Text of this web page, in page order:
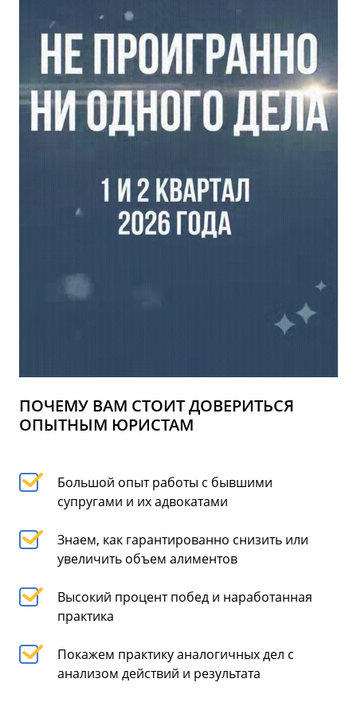
ПОЧЕМУ ВАМ СТОИТ ДОВЕРИТЬСЯ
ОПЫТНЫМ ЮРИСТАМ
Большой опыт работы с бывшими
супругами и их адвокатами
Знаем, как гарантированно снизить или
увеличить объем алиментов
Высокий процент побед и наработанная
практика
Покажем практику аналогичных дел с
анализом действий и результата